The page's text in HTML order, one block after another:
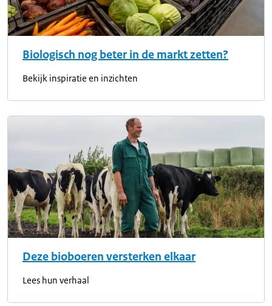
Biologisch nog beter in de markt zetten?
Bekijk inspiratie en inzichten
Deze bioboeren versterken elkaar
Lees hun verhaal